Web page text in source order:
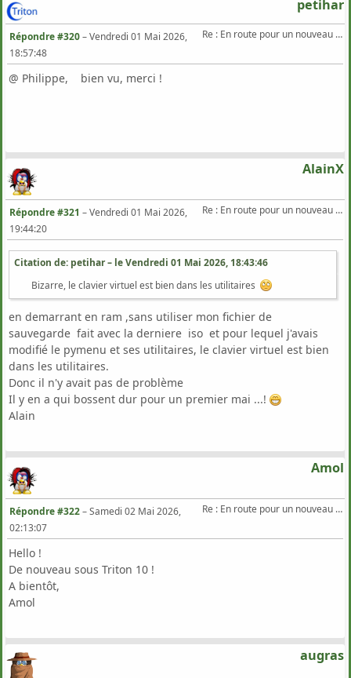
petihar
Re : En route pour un nouveau Triton .
Répondre #320–Vendredi 01 Mai 2026,
18:57:48
@ Philippe, bien vu, merci !
AlainX
Re : En route pour un nouveau Triton .
Répondre #321 –Vendredi 01 Mai 2026,
19:44:20
Citation de: petihar – leVendredi 01 Mai 2026, 18:43:46
Bizarre, le clavier virtuel est bien dans les utilitaires
en demarrant en ram ,sans utiliser mon fichier de
sauvegarde fait avec la derniere iso et pour lequel j'avais
modifié le pymenu et ses utilitaires, le clavier virtuel est bien
dans les utilitaires.
Donc il n'y avait pas de problème
Il y en a qui bossent dur pour un premier mai ...!
Alain
Amol
Re : En route pour un nouveau Triton .
Répondre #322–Samedi 02 Mai 2026,
02:13:07
Hello !
De nouveau sous Triton 10 !
A bientôt,
Amol
augras